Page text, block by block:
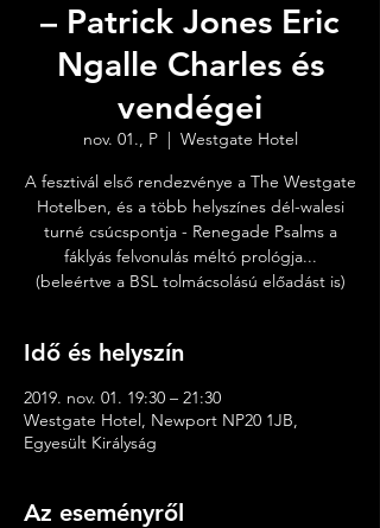
– Patrick Jones Eric
Ngalle Charles és
vendégei
nov. 01., P
  |
Westgate Hotel
A fesztivál első rendezvénye a The Westgate
Hotelben, és a több helyszínes dél-walesi
turné csúcspontja - Renegade Psalms a
fáklyás felvonulás méltó prológja...
(beleértve a BSL tolmácsolású előadást is)
Idő és helyszín
2019. nov. 01. 19:30 – 21:30
Westgate Hotel, Newport NP20 1JB,
Egyesült Királyság
Az eseményről